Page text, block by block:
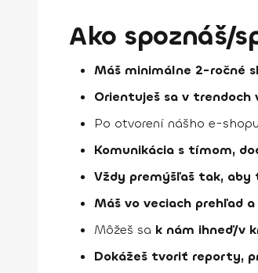
Ako spoznáš/
Máš minimálne 2-ročné
Orientuješ sa v
Po otvorení nášho e-
Komunikácia s tímom,
Vždy premýšľaš tak, aby
Máš vo veciach prehľad
Môžeš sa k nám ihneď/v
Dokážeš tvoriť reporty,